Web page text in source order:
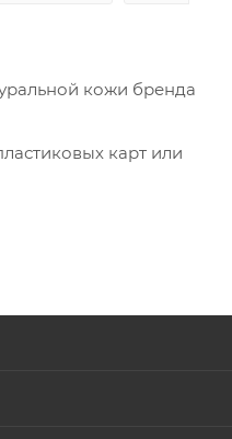
кожи бренда
карт или